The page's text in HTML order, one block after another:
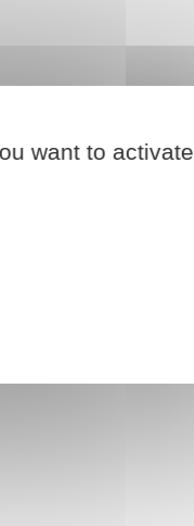
want to activate